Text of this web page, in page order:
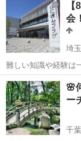
会
埼
難しい知識や経験は
イチから分かりやす
埼玉 本庄市
🌸
ー
千